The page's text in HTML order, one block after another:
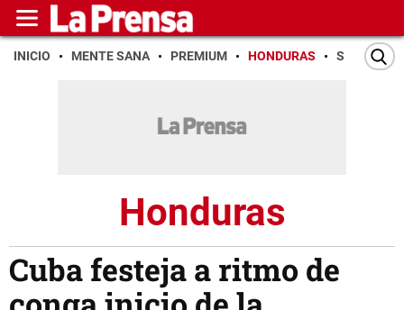
INICIO MENTE SANA PREMIUM HONDURAS SAN PEDRO
Honduras
Cuba festeja a ritmo de